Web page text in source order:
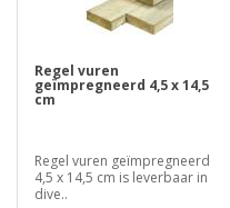
Regel vuren
geïmpregneerd 4,5 x 14,5
cm
Regel vuren geïmpregneerd
4,5 x 14,5 cm is leverbaar in
dive..